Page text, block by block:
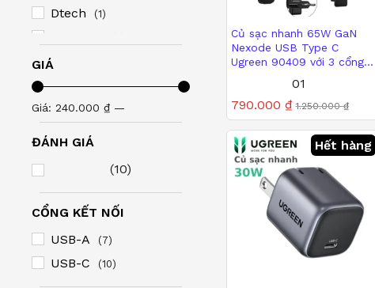
Củ sạc nhanh 65W GaN
Nexode USB Type C
Ugreen 90409 với 3 cổng
Được xếp
5.00
5 sao
01
790.000 ₫ 1.250.000₫
₫ 1.250.000
Hết hàng
Dtech (1)
MT-VIKI
Norwii (12)
OEM (8)
Ugreen (11)
GIÁ
Giá: 240.000 ₫ —
2.090.000 ₫
ĐÁNH GIÁ
(10)
CỔNG KẾT NỐI
USB-A
(7)
USB-C (10)